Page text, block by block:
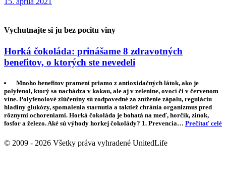
Vychutnajte si ju bez pocitu viny
Horká čokoláda: prinášame 8 zdravotných
benefitov, o ktorých ste nevedeli
Mnoho benefitov pramení priamo z antioxidačných látok, ako je
polyfenol, ktorý sa nachádza v kakau, ale aj v zelenine, ovocí či v červenom
víne. Polyfenolové zlúčeniny sú zodpovedné za zníženie zápalu, reguláciu
hladiny glukózy, spomalenia starnutia a taktiež chránia organizmus pred
rôznymi ochoreniami. Horká čokoláda je bohatá na meď, horčík, zinok,
fosfor a železo. Aké sú výhody horkej čokolády? 1. Prevencia… Prečítať celé
© 2009 - 2026 Všetky práva vyhradené UnitedLife